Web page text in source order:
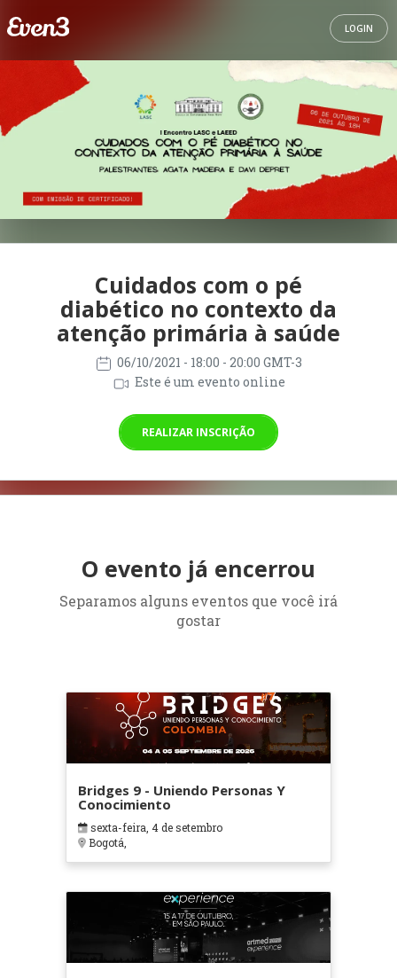
LOGIN
Cuidados com o pé
diabético no contexto da
atenção primária à saúde
06/10/2021 - 18:00 - 20:00 GMT-3
Este é um evento online
REALIZAR INSCRIÇÃO
O evento já encerrou
Separamos alguns eventos que você irá
gostar
Bridges 9 - Uniendo Personas Y
Conocimiento
sexta-feira, 4 de setembro
Bogotá,